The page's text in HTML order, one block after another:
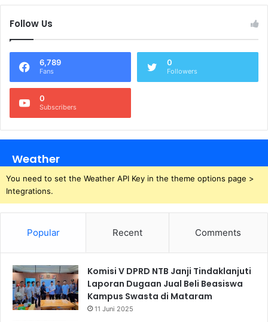
Follow Us
6,789
Fans
0
Followers
0
Subscribers
Weather
You need to set the Weather API Key in the theme options page >
Integrations.
Popular Recent Comments
Komisi V DPRD NTB Janji Tindaklanjuti
Laporan Dugaan Jual Beli Beasiswa
Kampus Swasta di Mataram
11 Juni 2025